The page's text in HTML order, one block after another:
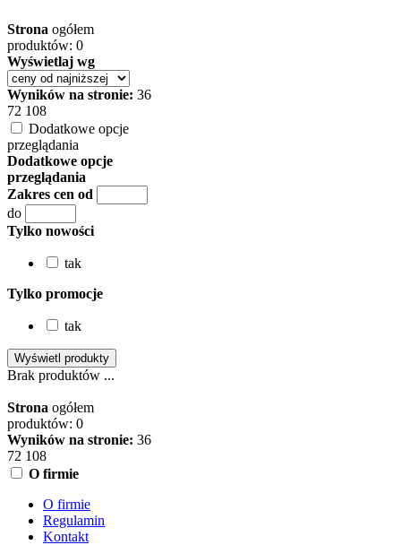
Strona ogółem
produktów: 0
Wyświetlaj wg
Wyników na stronie: 36
72 108
Dodatkowe opcje
przeglądania
Dodatkowe opcje
przeglądania
Zakres cen od
do
Tylko nowości
tak
Tylko promocje
tak
Brak produktów ...
Strona ogółem
produktów: 0
Wyników na stronie: 36
72 108
O firmie
O firmie
Regulamin
Kontakt